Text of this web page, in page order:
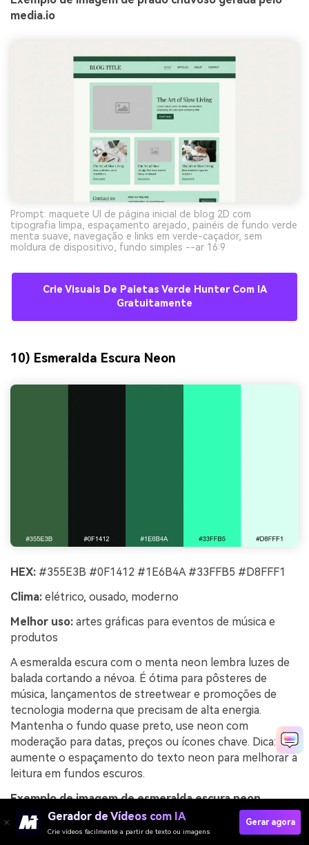
media.io
Prompt: maquete UI de página inicial de blog 2D com
tipografia limpa, espaçamento arejado, painéis de fundo verde
menta suave, navegação e links em verde-caçador, sem
moldura de dispositivo, fundo simples --ar 16:9
Crie Visuais De Paletas Verde Hunter Com IA
Gratuitamente
10) Esmeralda Escura Neon
HEX: #355E3B #0F1412 #1E6B4A #33FFB5 #D8FFF1
Clima: elétrico, ousado, moderno
Melhor uso: artes gráficas para eventos de música e
produtos
A esmeralda escura com o menta neon lembra luzes de
balada cortando a névoa. É ótima para pôsteres de
música, lançamentos de streetwear e promoções de
tecnologia moderna que precisam de alta energia.
Mantenha o fundo quase preto, use neon com
moderação para datas, preços ou ícones chave. Dica:
aumente o espaçamento do texto neon para melhorar a
leitura em fundos escuros.
Exemplo de imagem de esmeralda escura neon
gerada pelo media.io
Gerador de Vídeos com IA
Crie vídeos facilmente a partir de texto ou imagens
Gerar agora